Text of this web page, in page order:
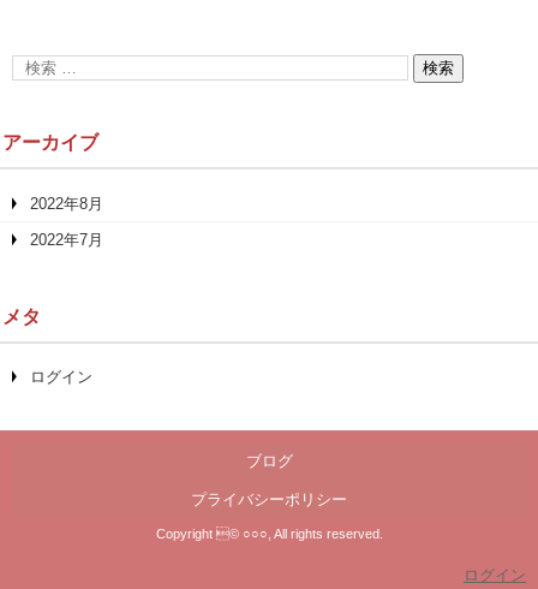
アーカイブ
2022年8月
2022年7月
メタ
ログイン
ブログ
プライバシーポリシー
Copyright © ○○○, All rights reserved.
ログイン